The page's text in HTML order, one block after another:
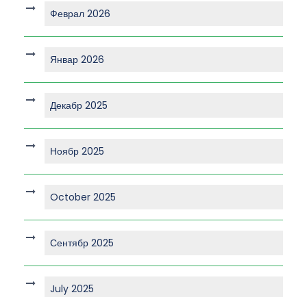
Феврал 2026
Январ 2026
Декабр 2025
Ноябр 2025
October 2025
Сентябр 2025
July 2025